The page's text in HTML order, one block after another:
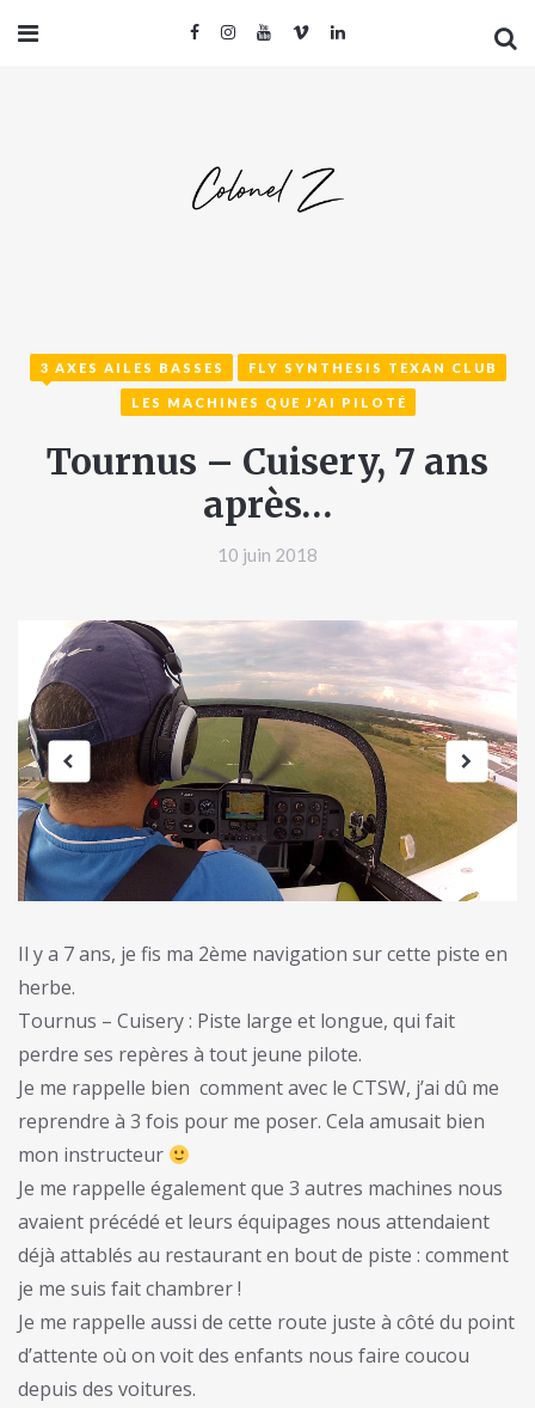
3 AXES AILES BASSES FLY SYNTHESIS TEXAN CLUB
LES MACHINES QUE J'AI PILOTÉ
Tournus – Cuisery, 7 ans
après…
10 juin 2018
Il y a 7 ans, je fis ma 2ème navigation sur cette piste en
herbe.
Tournus – Cuisery : Piste large et longue, qui fait
perdre ses repères à tout jeune pilote.
Je me rappelle bien comment avec le CTSW, j’ai dû me
reprendre à 3 fois pour me poser. Cela amusait bien
mon instructeur
Je me rappelle également que 3 autres machines nous
avaient précédé et leurs équipages nous attendaient
déjà attablés au restaurant en bout de piste : comment
je me suis fait chambrer !
Je me rappelle aussi de cette route juste à côté du point
d’attente où on voit des enfants nous faire coucou
depuis des voitures.